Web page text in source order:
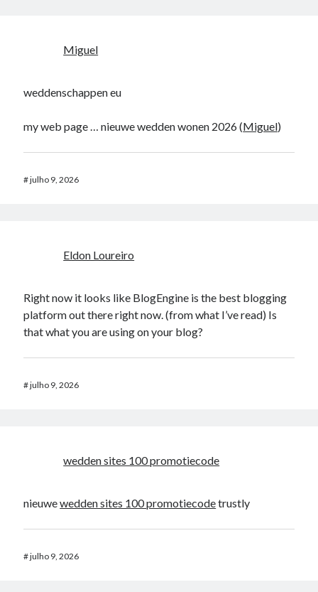
Miguel
weddenschappen eu
my web page … nieuwe wedden wonen 2026 (Miguel)
#julho 9, 2026
Eldon Loureiro
Right now it looks like BlogEngine is the best blogging
platform out there right now. (from what I’ve read) Is
that what you are using on your blog?
#julho 9, 2026
wedden sites 100 promotiecode
nieuwewedden sites 100 promotiecodetrustly
#julho 9, 2026